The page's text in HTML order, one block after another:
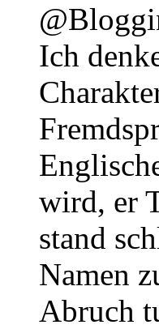
Ich
wird, er
stand
Namen
Abruch